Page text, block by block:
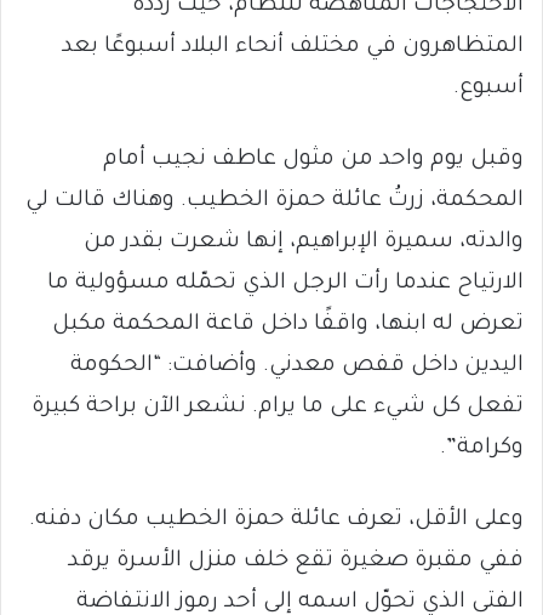
الاحتجاجات المناهضة للنظام، حيث ردده
المتظاهرون في مختلف أنحاء البلاد أسبوعًا بعد
أسبوع.
وقبل يوم واحد من مثول عاطف نجيب أمام
المحكمة، زرتُ عائلة حمزة الخطيب. وهناك قالت لي
والدته، سميرة الإبراهيم، إنها شعرت بقدر من
الارتياح عندما رأت الرجل الذي تحمّله مسؤولية ما
تعرض له ابنها، واقفًا داخل قاعة المحكمة مكبل
اليدين داخل قفص معدني. وأضافت: “الحكومة
تفعل كل شيء على ما يرام. نشعر الآن براحة كبيرة
وكرامة”.
وعلى الأقل، تعرف عائلة حمزة الخطيب مكان دفنه.
ففي مقبرة صغيرة تقع خلف منزل الأسرة يرقد
الفتى الذي تحوّل اسمه إلى أحد رموز الانتفاضة